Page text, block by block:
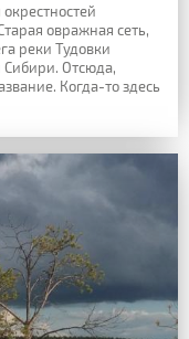
овражная сеть,
реки Тудовки
Отсюда,
Когда-то здесь